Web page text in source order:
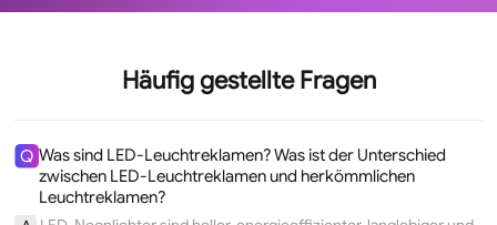
Häufig gestellte Fragen
Q Was sind LED-Leuchtreklamen? Was ist der Unterschied
zwischen LED-Leuchtreklamen und herkömmlichen
Leuchtreklamen?